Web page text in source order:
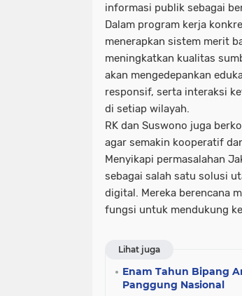
informasi publik sebagai
Dalam program kerja
menerapkan sistem merit
meningkatkan kualitas
akan mengedepankan
responsif, serta interaksi
di setiap wilayah.
RK dan Suswono juga
agar semakin kooperatif
Menyikapi permasalahan
sebagai salah satu solusi
digital. Mereka berencana
fungsi untuk mendukung
Lihat juga
Enam Tahun Bipang
Panggung Nasional